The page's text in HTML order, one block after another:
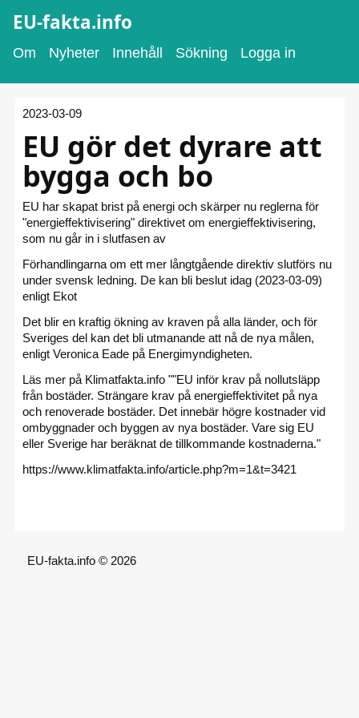
EU-fakta.info
Om Nyheter Innehåll Sökning Logga in
2023-03-09
EU gör det dyrare att
bygga och bo
EU har skapat brist på energi och skärper nu reglerna för
"energieffektivisering" direktivet om energieffektivisering,
som nu går in i slutfasen av
Förhandlingarna om ett mer långtgående direktiv slutförs nu
under svensk ledning. De kan bli beslut idag (2023-03-09)
enligt Ekot
Det blir en kraftig ökning av kraven på alla länder, och för
Sveriges del kan det bli utmanande att nå de nya målen,
enligt Veronica Eade på Energimyndigheten.
Läs mer på Klimatfakta.info ""EU inför krav på nollutsläpp
från bostäder. Strängare krav på energieffektivitet på nya
och renoverade bostäder. Det innebär högre kostnader vid
ombyggnader och byggen av nya bostäder. Vare sig EU
eller Sverige har beräknat de tillkommande kostnaderna."
https://www.klimatfakta.info/article.php?m=1&t=3421
EU-fakta.info © 2026